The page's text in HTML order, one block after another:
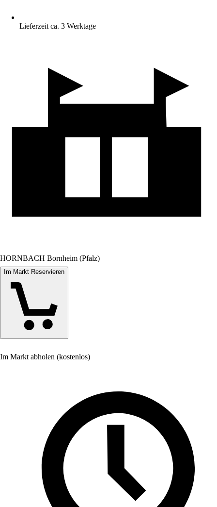
Lieferzeit ca. 3 Werktage
HORNBACH Bornheim (Pfalz)
Im Markt Reservieren
Im Markt abholen (kostenlos)